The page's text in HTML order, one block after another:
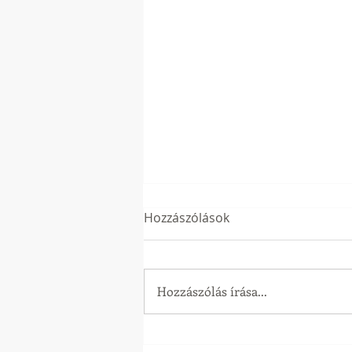
Hozzászólások
Hozzászólás írása...